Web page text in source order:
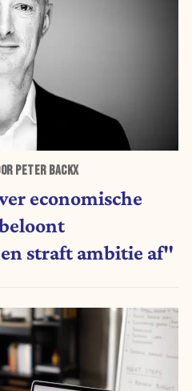
PETER BACKX
economische
straft ambitie af"